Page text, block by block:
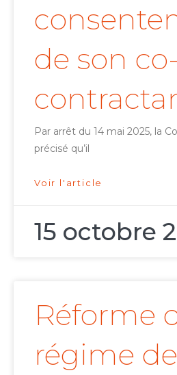
de son co-
Par arrêt du 14 mai 2025, la
précisé qu’il
Voir l'article
15 octobre
Réforme
régime